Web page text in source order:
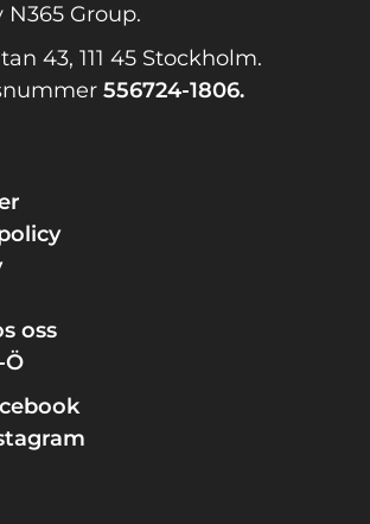
Group.
43, 111 45 Stockholm.
556724-1806.
oss
Ö